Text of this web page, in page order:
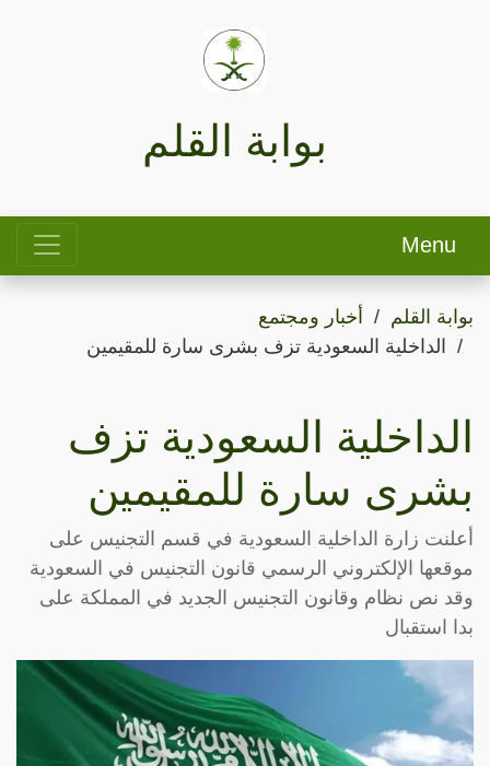
بوابة القلم
Menu
بوابة القلم
أخبار ومجتمع
الداخلية السعودية تزف بشرى سارة للمقيمين
الداخلية السعودية تزف
بشرى سارة للمقيمين
أعلنت زارة الداخلية السعودية في قسم التجنيس على
موقعها الإلكتروني الرسمي قانون التجنيس في السعودية
وقد نص نظام وقانون التجنيس الجديد في المملكة على
بدا استقبال